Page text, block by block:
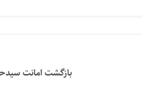
بازگشت امانت